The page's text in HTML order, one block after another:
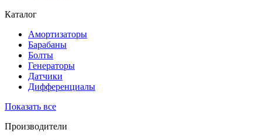
Каталог
Амортизаторы
Барабаны
Болты
Генераторы
Датчики
Дифференциалы
Показать все
Производители